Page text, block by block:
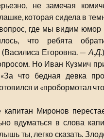
не замечая
которая сидела в
где мы видим
что ребята
Егоровна. — А.Д.
Но Иван Кузмич
что бедная девка
и «пробормотал
капитан Миронов
вдуматься в слова
ты, легко сказать.